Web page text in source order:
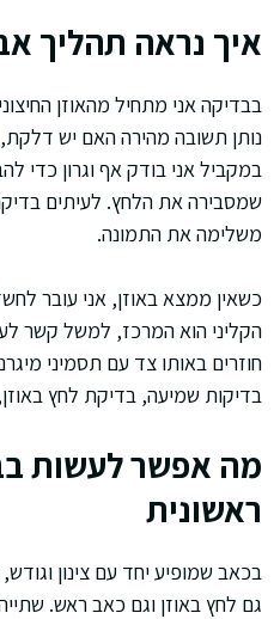
איך נראה תהליך
בבדיקה אני מתחיל מהאוזן
נותן תשובה מהירה האם יש דלקת,
במקביל אני בודק אף וגרון כדי
שמסבירה את הלחץ. לעיתים
משלימה את התמונה.
כשאין ממצא באוזן, אני עובר
הקליני הוא המרכז, למשל קשר
חוזרים באותו צד עם תסמיני
בדיקות שמיעה, בדיקת לחץ
מה אפשר לעשות
ראשונית
בכאב שמופיע יחד עם צינון
גם לחץ באוזן וגם כאב ראש.